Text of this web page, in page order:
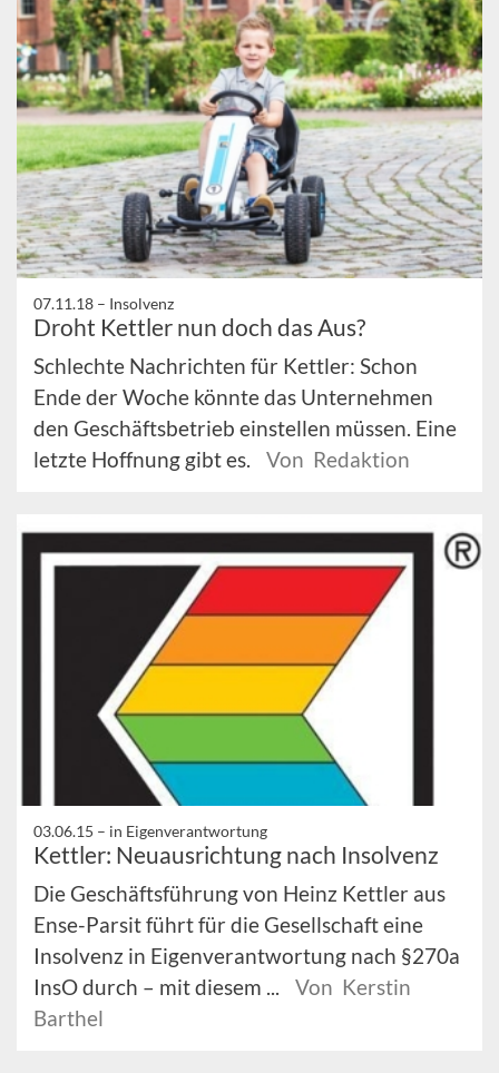
07.11.18 – Insolvenz
Droht Kettler nun doch das Aus?
Schlechte Nachrichten für Kettler: Schon
Ende der Woche könnte das Unternehmen
den Geschäftsbetrieb einstellen müssen. Eine
letzte Hoffnung gibt es.
Von Redaktion
03.06.15 – in Eigenverantwortung
Kettler: Neuausrichtung nach Insolvenz
Die Geschäftsführung von Heinz Kettler aus
Ense-Parsit führt für die Gesellschaft eine
Insolvenz in Eigenverantwortung nach §270a
InsO durch – mit diesem ...
Von Kerstin
Barthel